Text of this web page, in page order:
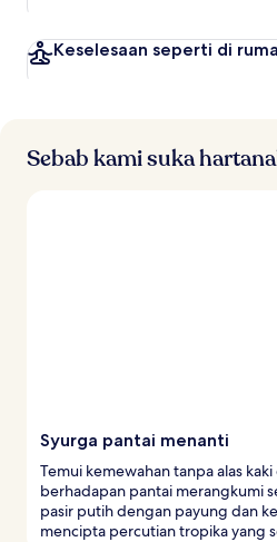
Keselesaan seperti di
Sebab kami suka
Syurga pantai menanti
Temui kemewahan tanpa alas
berhadapan pantai merangkumi
pasir putih dengan payung dan
mencipta percutian tropika yang